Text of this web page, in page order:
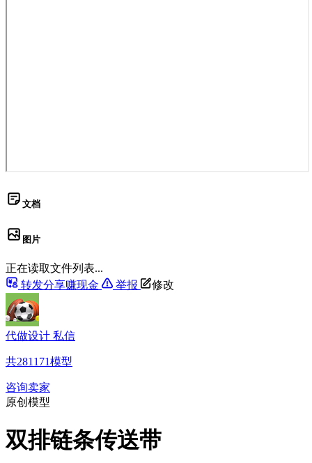
文档
图片
正在读取文件列表...
转发分享赚现金
举报 修改
代做设计 私信
共281171模型
咨询卖家
原创模型
双排链条传送带